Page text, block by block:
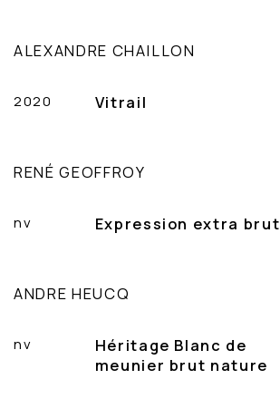
ALEXANDRE CHAILLON
2020 Vitrail
RENÉ GEOFFROY
nv Expression extra brut
ANDRE HEUCQ
nv
Héritage Blanc de
meunier brut nature